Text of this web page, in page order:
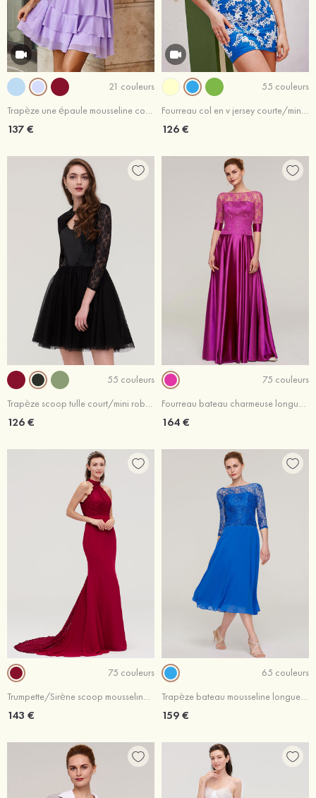
21 couleurs
Trapèze une épaule mousseline courte/mini robe de fête de la rentrée
137 €
55 couleurs
Fourreau col en v jersey courte/mini robe de fête de la rentrée avec appliqué
126 €
55 couleurs
Trapèze scoop tulle court/mini robe de fête de la rentrée avec dentelle
126 €
75 couleurs
Fourreau bateau charmeuse longueur ras du sol robe de soirée avec dentelle
164 €
75 couleurs
Trumpette/Sirène scoop mousseline traîne cour robe de soirée avec dentelle
143 €
65 couleurs
Trapèze bateau mousseline longueur mollet robe de mère de la mariée avec dentelle
159 €